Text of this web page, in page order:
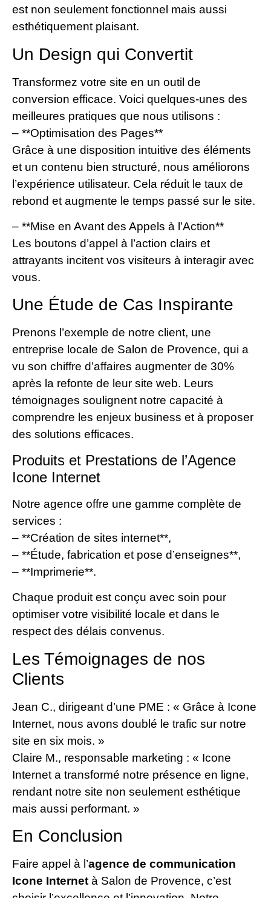
est non seulement fonctionnel mais aussi
esthétiquement plaisant.
Un Design qui Convertit
Transformez votre site en un outil de
conversion efficace. Voici quelques-unes des
meilleures pratiques que nous utilisons :
– **Optimisation des Pages**
Grâce à une disposition intuitive des éléments
et un contenu bien structuré, nous améliorons
l’expérience utilisateur. Cela réduit le taux de
rebond et augmente le temps passé sur le site.
– **Mise en Avant des Appels à l’Action**
Les boutons d’appel à l’action clairs et
attrayants incitent vos visiteurs à interagir avec
vous.
Une Étude de Cas Inspirante
Prenons l’exemple de notre client, une
entreprise locale de Salon de Provence, qui a
vu son chiffre d’affaires augmenter de 30%
après la refonte de leur site web. Leurs
témoignages soulignent notre capacité à
comprendre les enjeux business et à proposer
des solutions efficaces.
Produits et Prestations de l’Agence
Icone Internet
Notre agence offre une gamme complète de
services :
– **Création de sites internet**,
– **Étude, fabrication et pose d’enseignes**,
– **Imprimerie**.
Chaque produit est conçu avec soin pour
optimiser votre visibilité locale et dans le
respect des délais convenus.
Les Témoignages de nos
Clients
Jean C., dirigeant d’une PME : « Grâce à Icone
Internet, nous avons doublé le trafic sur notre
site en six mois. »
Claire M., responsable marketing : « Icone
Internet a transformé notre présence en ligne,
rendant notre site non seulement esthétique
mais aussi performant. »
En Conclusion
Faire appel à l’agence de communication
Icone Internet à Salon de Provence, c’est